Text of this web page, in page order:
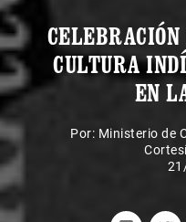
CULTURA
EN
Por: Ministerio de